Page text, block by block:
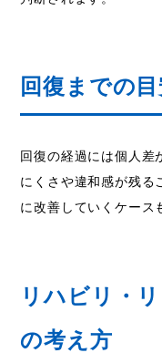
回復までの
回復の経過には個人差
にくさや違和感が残る
に改善していくケース
リハビリ・
の考え方